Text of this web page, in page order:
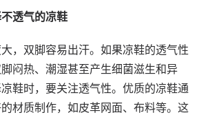
透气的凉鞋
，双脚容易出汗。如果凉鞋的透气性
闷热、潮湿甚至产生细菌滋生和异
鞋时，要关注透气性。优质的凉鞋通
材质制作，如皮革网面、布料等。这